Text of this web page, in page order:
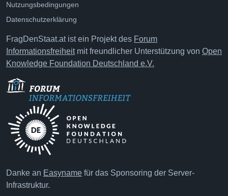
Nutzungsbedingungen
Datenschutzerklärung
FragDenStaat.at ist ein Projekt des Forum
Informationsfreiheitmit freundlicher Unterstützung von Open
Knowledge Foundation Deutschland e.V.
Danke an Easyname für das Sponsoring der Server-
Infrastruktur.